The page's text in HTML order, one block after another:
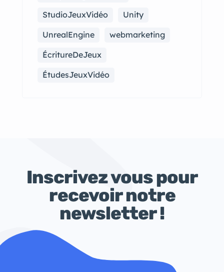
StudioJeuxVidéo
Unity
UnrealEngine
webmarketing
ÉcritureDeJeux
ÉtudesJeuxVidéo
Inscrivez vous pour
recevoir notre
newsletter !